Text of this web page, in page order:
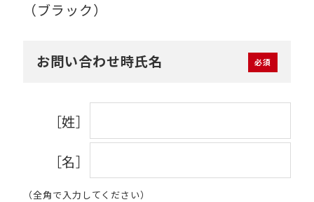
（ブラック）
お問い合わせ時氏名
［姓］
［名］
（全角で入力してください）